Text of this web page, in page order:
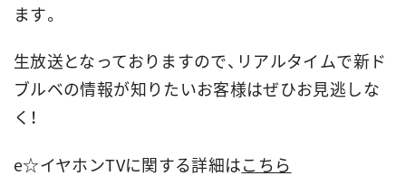
ます。
生放送となっておりますので、リアルタイムで新ド
ブルベの情報が知りたいお客様はぜひお見逃しな
く！
e☆イヤホンTVに関する詳細はこちら